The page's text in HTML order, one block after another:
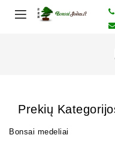
Prekių
Bonsai medeliai